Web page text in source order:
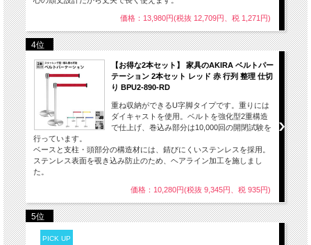
価格：13,980円(税抜 12,709円、税 1,271円)
4位
【お得な2本セット】 家具のAKIRA ベルトパー
テーション 2本セット レッド 赤 行列 整理 仕切
り BPU2-890-RD
重ね収納ができるU字脚タイプです。重りには
ダイキャストを使用。ベルトを強化型2重構造
で仕上げ、巻込み部分は10,000回の開閉試験を
行っています。
ベースと支柱・頭部分の構造材には、錆びにくいステンレスを採用。
ステンレス表面を覗き込み防止のため、ヘアライン加工を施しまし
た。
価格：10,280円(税抜 9,345円、税 935円)
5位
PICK UP